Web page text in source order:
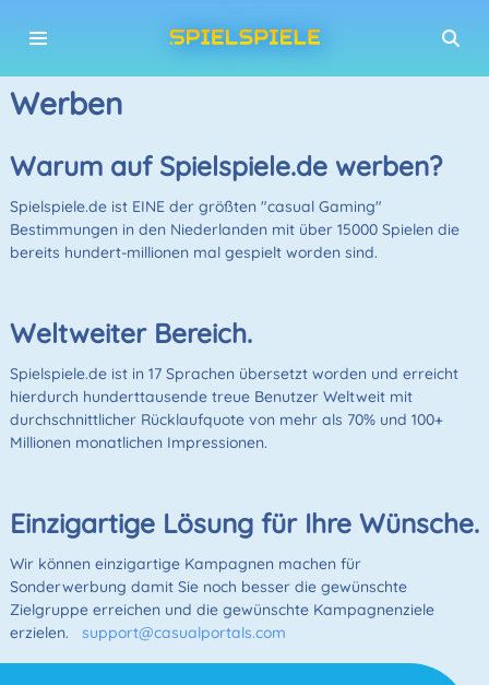
Werben
Warum auf Spielspiele.de werben?
Spielspiele.de ist EINE der größten "casual Gaming"
Bestimmungen in den Niederlanden mit über 15000 Spielen die
bereits hundert-millionen mal gespielt worden sind.
Weltweiter Bereich.
Spielspiele.de ist in 17 Sprachen übersetzt worden und erreicht
hierdurch hunderttausende treue Benutzer Weltweit mit
durchschnittlicher Rücklaufquote von mehr als 70% und 100+
Millionen monatlichen Impressionen.
Einzigartige Lösung für Ihre Wünsche.
Wir können einzigartige Kampagnen machen für
Sonderwerbung damit Sie noch besser die gewünschte
Zielgruppe erreichen und die gewünschte Kampagnenziele
erzielen. support@casualportals.com